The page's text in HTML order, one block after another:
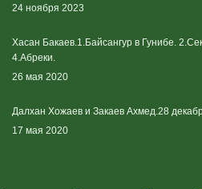
24 ноября 2023
Хасан Бакаев.1.Байсангур в Гунибе.
4.Абреки.
26 мая 2020
Далхан Хожаев и Закаев Ахмед.28
17 мая 2020